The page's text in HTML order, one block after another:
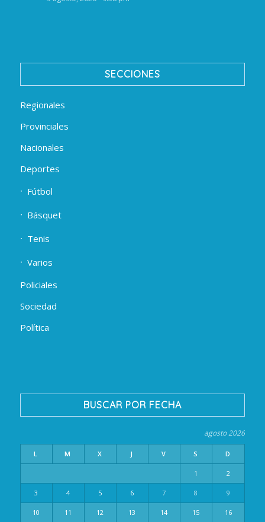
SECCIONES
Regionales
Provinciales
Nacionales
Deportes
Fútbol
Básquet
Tenis
Varios
Policiales
Sociedad
Política
BUSCAR POR FECHA
agosto 2026
L M X J V S D
1 2
3 4 5 6 7 8 9
10 11 12 13 14 15 16